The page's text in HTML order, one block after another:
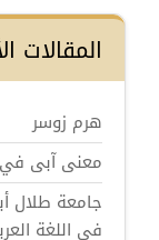
المقالات
هرم زوسر
معنى آبى في
جامعة طلال
في اللغة